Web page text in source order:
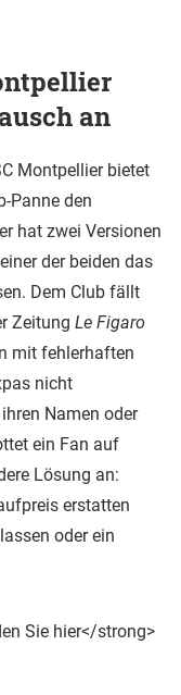
an
Montpellier bietet
Panne den
hat zwei Versionen
der beiden das
Dem Club fällt
Zeitung Le Figaro
mit fehlerhaften
nicht
Namen oder
ein Fan auf
Lösung an:
erstatten
oder ein
Sie hier</strong>